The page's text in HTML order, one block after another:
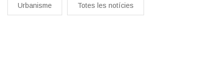
Urbanisme Totes les notícies